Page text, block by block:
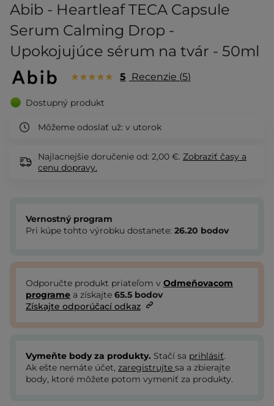
Abib - Heartleaf TECA Capsule
Serum Calming Drop -
Upokojujúce sérum na tvár - 50ml
5 Recenzie 5
Dostupný produkt
Môžeme odoslať už: v utorok
Najlacnejšie doručenie od: 2,00 €. Zobraziť časy a
cenu dopravy.
Vernostný program
Pri kúpe tohto výrobku dostanete: 26.20 bodov
Odporučte produkt priateľom v Odmeňovacom
programe a získajte 65.5 bodov
Získajte odporúčací odkaz
Vymeňte body za produkty. Stačí sa prihlásiť.
Ak ešte nemáte účet, zaregistrujte sa a zbierajte
body, ktoré môžete potom vymeniť za produkty.